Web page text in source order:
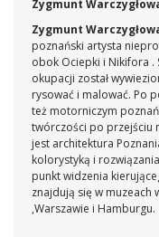
Zygmunt
Zygmunt
poznański artysta
obok Ociepki i Nikifora .
okupacji został
rysować i malować. Po
też motorniczym
twórczości po przejściu
jest architektura
kolorystyką i
punkt widzenia
znajdują się w muzeach
,Warszawie i Hamburgu.